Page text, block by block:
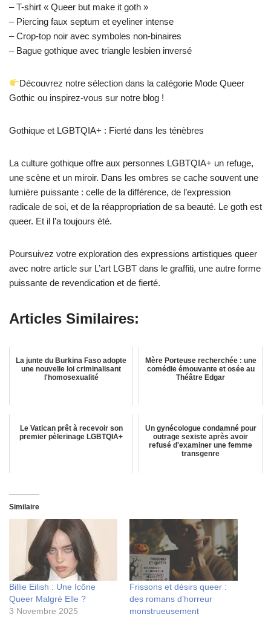
– T-shirt « Queer but make it goth »
– Piercing faux septum et eyeliner intense
– Crop-top noir avec symboles non-binaires
– Bague gothique avec triangle lesbien inversé
Découvrez notre sélection dans la catégorie Mode Queer
Gothic ou inspirez-vous sur notre blog !
Gothique et LGBTQIA+ : Fierté dans les ténèbres
La culture gothique offre aux personnes LGBTQIA+ un refuge,
une scène et un miroir. Dans les ombres se cache souvent une
lumière puissante : celle de la différence, de l’expression
radicale de soi, et de la réappropriation de sa beauté. Le goth est
queer. Et il l’a toujours été.
Poursuivez votre exploration des expressions artistiques queer
avec notre article sur L’art LGBT dans le graffiti, une autre forme
puissante de revendication et de fierté.
Articles Similaires:
La junte du Burkina Faso adopte
une nouvelle loi criminalisant
l'homosexualité
Mère Porteuse recherchée : une
comédie émouvante et osée au
Théâtre Edgar
Le Vatican prêt à recevoir son
premier pèlerinage LGBTQIA+
Un gynécologue condamné pour
outrage sexiste après avoir
refusé d'examiner une femme
transgenre
Similaire
Billie Eilish : Une Icône
Queer Malgré Elle ?
3 Novembre 2025
Frissons et désirs queer :
des romans d’horreur
monstrueusement